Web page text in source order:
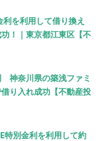
利を利用して借り換え
！｜東京都江東区【不
神奈川県の築浅ファミ
り入れ成功【不動産投
特別金利を利用して約